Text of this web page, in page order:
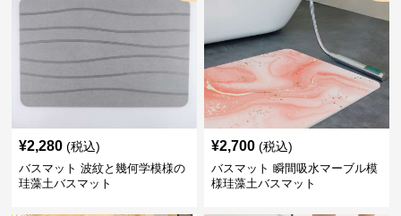
¥2,280 (税込)
バスマット 波紋と幾何学模様の
珪藻土バスマット
¥2,700 (税込)
バスマット 瞬間吸水マーブル模
様珪藻土バスマット